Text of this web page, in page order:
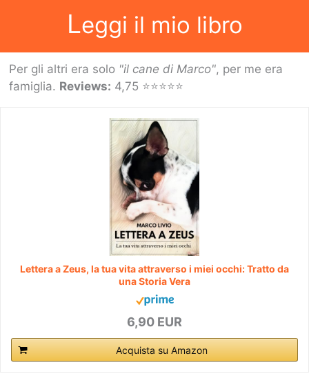
Leggi il mio libro
Per gli altri era solo "il cane di Marco", per me era
famiglia. Reviews: 4,75 ⭐⭐⭐⭐⭐
Lettera a Zeus, la tua vita attraverso i miei occhi: Tratto da
una Storia Vera
6,90 EUR
Acquista su Amazon